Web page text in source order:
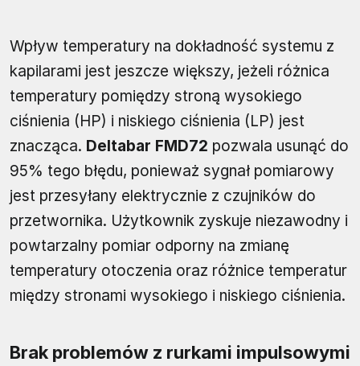
Wpływ temperatury na dokładność systemu z
kapilarami jest jeszcze większy, jeżeli różnica
temperatury pomiędzy stroną wysokiego
ciśnienia (HP) i niskiego ciśnienia (LP) jest
znacząca. Deltabar FMD72 pozwala usunąć do
95% tego błędu, ponieważ sygnał pomiarowy
jest przesyłany elektrycznie z czujników do
przetwornika. Użytkownik zyskuje niezawodny i
powtarzalny pomiar odporny na zmianę
temperatury otoczenia oraz różnice temperatur
między stronami wysokiego i niskiego ciśnienia.
Brak problemów z rurkami impulsowymi